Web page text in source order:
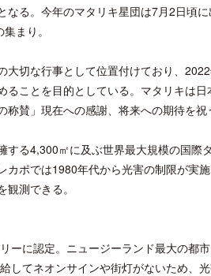
る。今年のマタリキ星団は7月2日頃
まり。
切な行事として位置付けており、
ことを目的としている。マタリキは
賛」現在への感謝、将来への期待を祝
る4,300㎡に及ぶ世界最大規模の国際
ポでは1980年代から光害の制限が実
測できる。
ーに認定。ニュージーランド最大の都
してネオンサインや街灯がないため、